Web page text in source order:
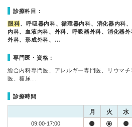
診療科目：
眼科、呼吸器内科、循環器内科、消化器内科
内科、血液内科、外科、呼吸器外科、消化器
外科、形成外科、…
専門医・資格：
総合内科専門医、アレルギー専門医、リウマ
医、糖尿…
診療時間
月 火 水
09:00-17:00